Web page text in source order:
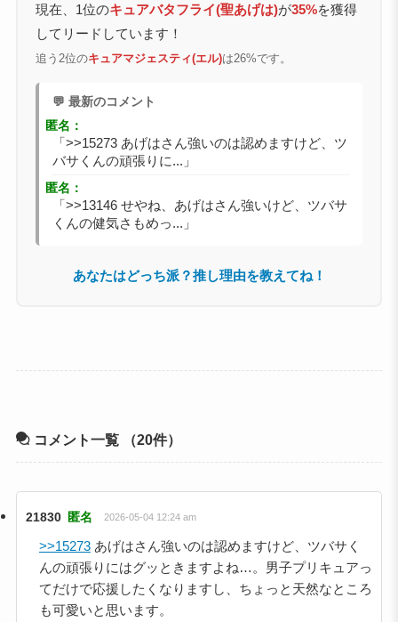
現在、1位のキュアバタフライ(聖あげは)が35%を獲得
してリードしています！
追う2位のキュアマジェスティ(エル)は26%です。
💬 最新のコメント
匿名：
「>>15273 あげはさん強いのは認めますけど、ツ
バサくんの頑張りに...」
匿名：
「>>13146 せやね、あげはさん強いけど、ツバサ
くんの健気さもめっ...」
あなたはどっち派？推し理由を教えてね！
コメント一覧 （20件）
21830 匿名 2026-05-04 12:24 am
>>15273あげはさん強いのは認めますけど、ツバサく
んの頑張りにはグッときますよね…。男子プリキュアっ
てだけで応援したくなりますし、ちょっと天然なところ
も可愛いと思います。